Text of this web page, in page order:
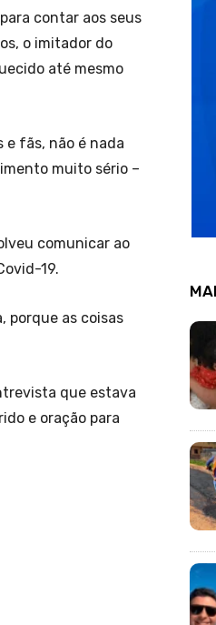
contar aos seus
o imitador do
até mesmo
e fãs, não é nada
muito sério –
comunicar ao
19.
porque as coisas
que estava
e oração para